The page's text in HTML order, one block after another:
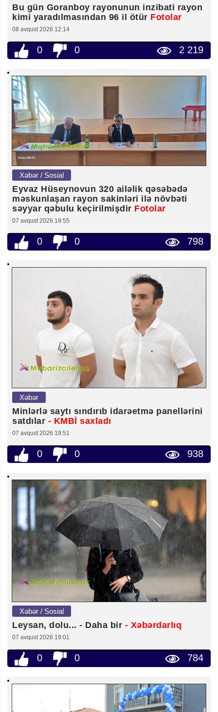
Bu gün Goranboy rayonunun inzibati rayon
kimi yaradılmasından 96 il ötür Fotolar
08 avqust 2026 12:14
0 0 2 219
Xəbər / Sosial
Eyvaz Hüseynovun 320 ailəlik qəsəbədə
məskunlaşan rayon sakinləri ilə növbəti
səyyar qəbulu keçirilmişdir Fotolar
07 avqust 2026 19:55
0 0 798
Xəbər
Minlərlə saytı sındırıb idarəetmə panellərini
satdılar - KMBİ saxladı
07 avqust 2026 19:51
0 0 938
Xəbər / Sosial
Leysan, dolu... - Daha bir - Xəbərdarlıq
07 avqust 2026 19:01
0 0 784